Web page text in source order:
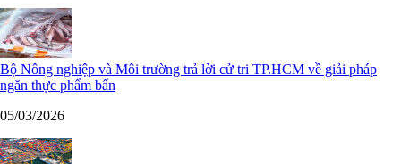
Bộ Nông nghiệp và Môi trường trả lời cử tri TP.HCM về giải pháp
ngăn thực phẩm bẩn
05/03/2026